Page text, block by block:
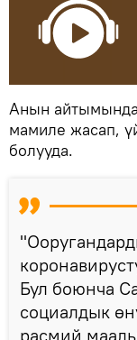
Анын
мамиле жасап,
болууда.
Бул боюнча
социалдык
расмий